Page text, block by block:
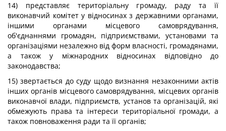
14) представляє територіальну громаду, раду та її
виконавчий комітет у відносинах з державними органами,
іншими органами місцевого самоврядування,
об'єднаннями громадян, підприємствами, установами та
організаціями незалежно від форм власності, громадянами,
а також у міжнародних відносинах відповідно до
законодавства;
15) звертається до суду щодо визнання незаконними актів
інших органів місцевого самоврядування, місцевих органів
виконавчої влади, підприємств, установ та організацій, які
обмежують права та інтереси територіальної громади, а
також повноваження ради та її органів;